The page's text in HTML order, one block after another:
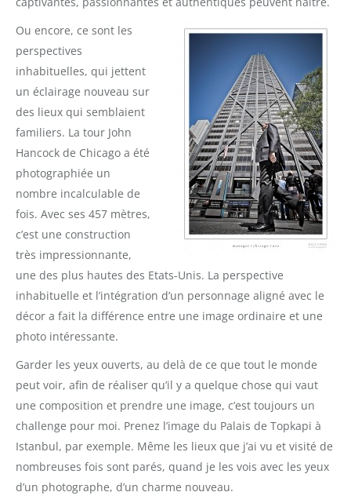
Ou encore, ce sont les
perspectives
inhabituelles, qui jettent
un éclairage nouveau sur
des lieux qui semblaient
familiers. La tour John
Hancock de Chicago a été
photographiée un
nombre incalculable de
fois. Avec ses 457 mètres,
c’est une construction
très impressionnante,
une des plus hautes des Etats-Unis. La perspective
inhabituelle et l’intégration d’un personnage aligné avec le
décor a fait la différence entre une image ordinaire et une
photo intéressante.
Garder les yeux ouverts, au delà de ce que tout le monde
peut voir, afin de réaliser qu’il y a quelque chose qui vaut
une composition et prendre une image, c’est toujours un
challenge pour moi. Prenez l’image du Palais de Topkapi à
Istanbul, par exemple. Même les lieux que j’ai vu et visité de
nombreuses fois sont parés, quand je les vois avec les yeux
d’un photographe, d’un charme nouveau.